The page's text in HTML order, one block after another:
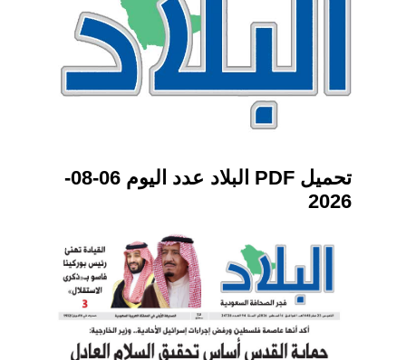
تحميل PDF البلاد عدد اليوم 06-08-
2026